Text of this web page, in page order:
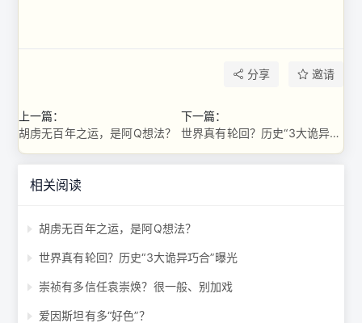
分享 邀请
上一篇：
胡虏无百年之运，是阿Q想法？
下一篇：
世界真有轮回？历史“3大诡异巧合”曝光
相关阅读
胡虏无百年之运，是阿Q想法？
世界真有轮回？历史“3大诡异巧合”曝光
崇祯有多信任袁崇焕？很一般、别加戏
爱因斯坦有多“好色”？